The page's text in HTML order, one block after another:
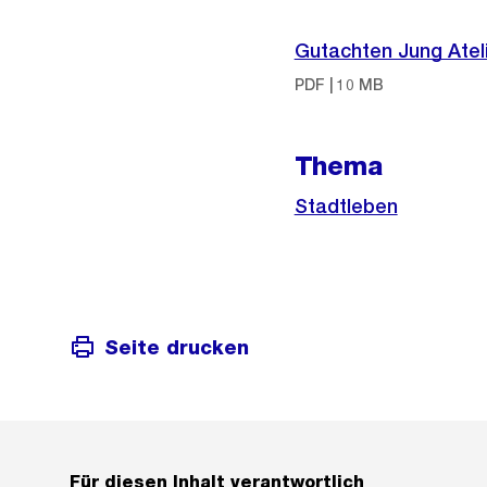
Gutachten Jung
PDF | 10 MB
Thema
Stadtleben
Seite drucken
Für diesen Inhalt verantwortlich